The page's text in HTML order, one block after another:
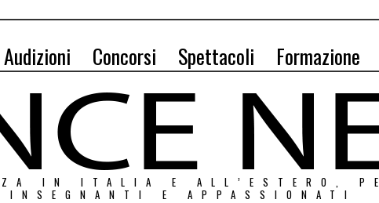
Audizioni Concorsi Spettacoli Formazione
IN ITALIA E ALL’ESTERO,
INSEGNANTI E APPASSIONATI